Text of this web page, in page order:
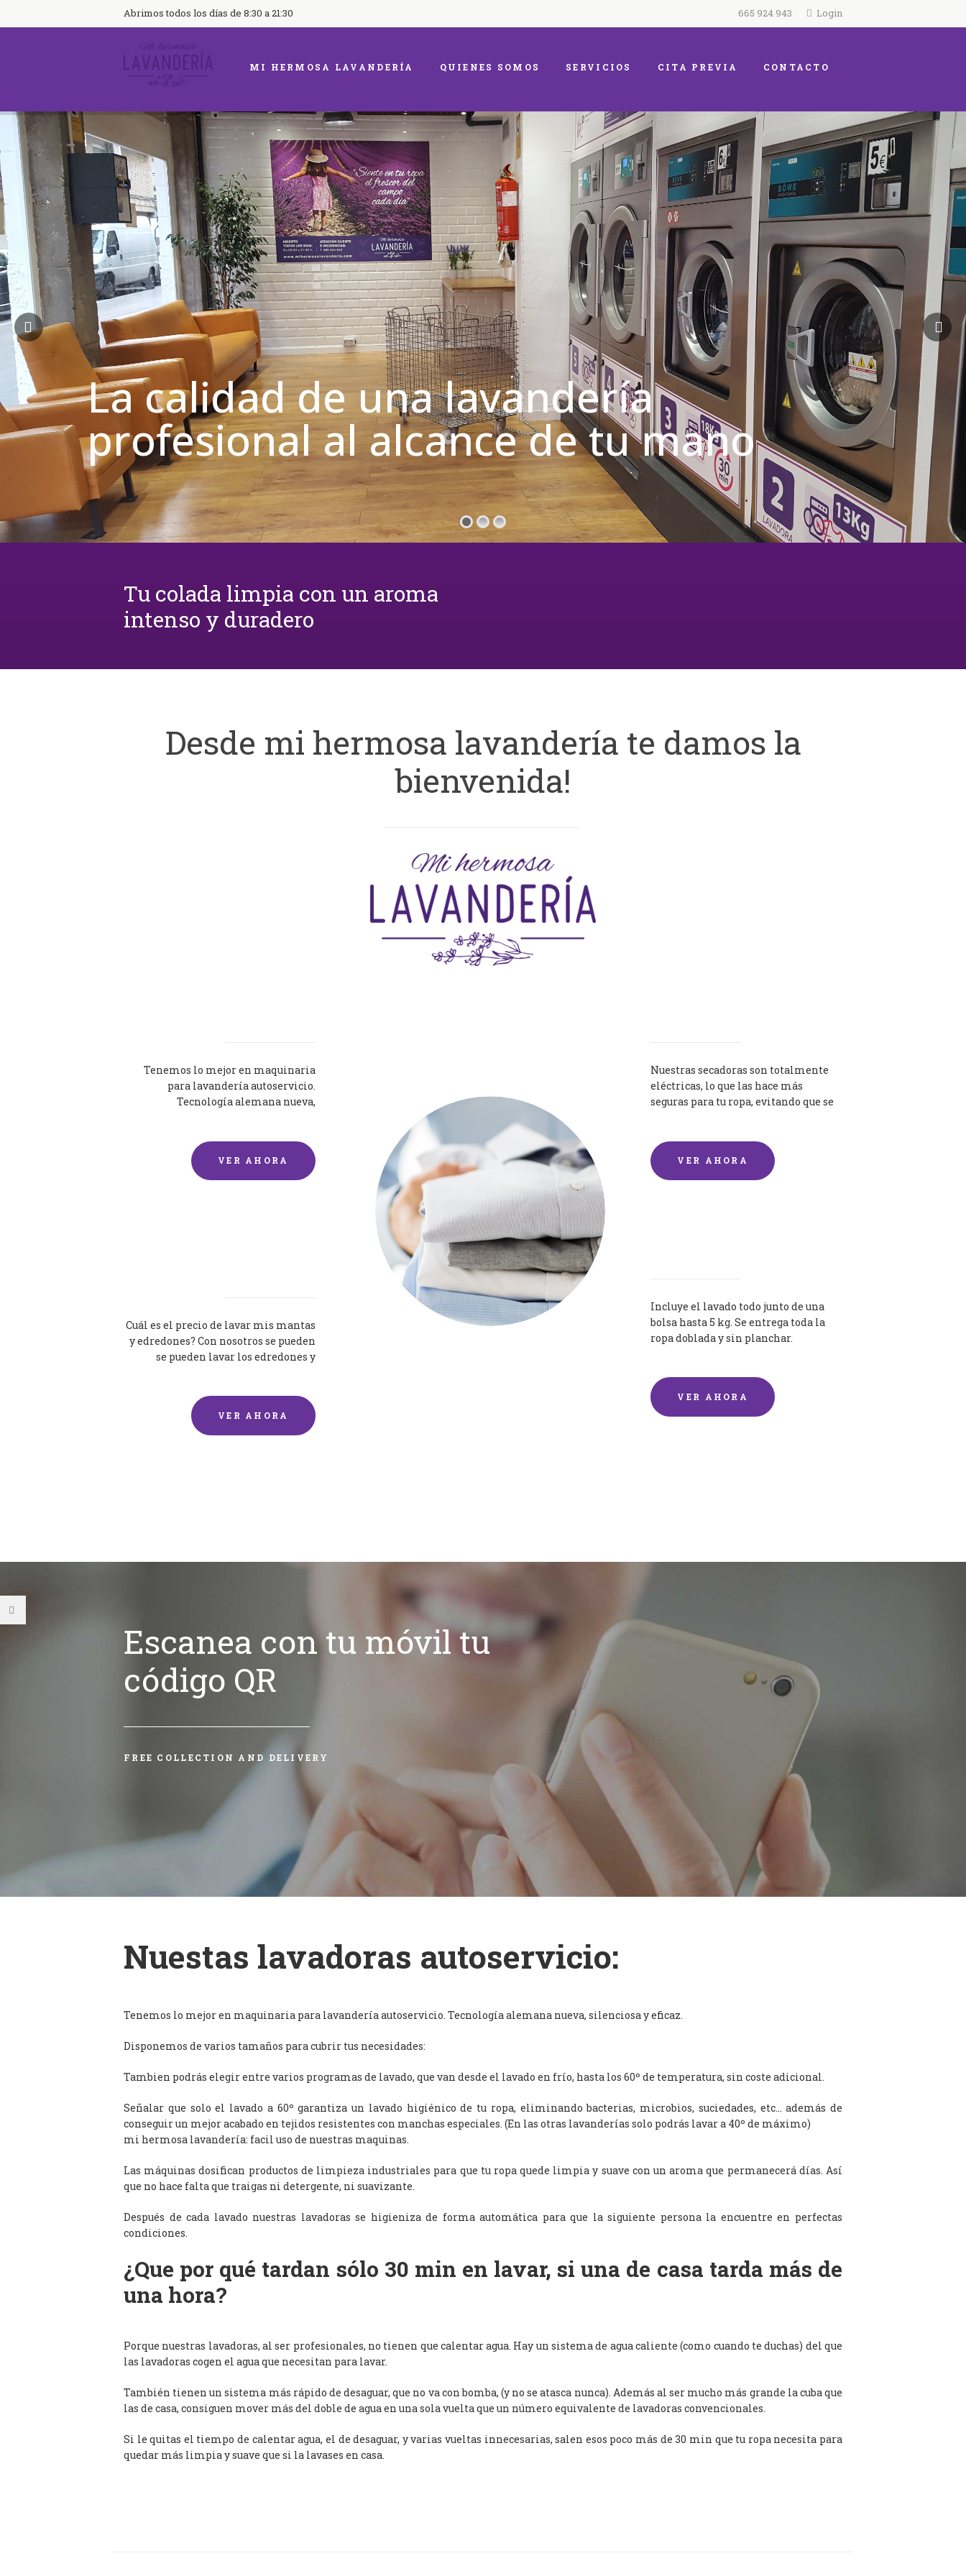
Abrimos todos los días de 8:30 a 21:30 665 924 943 Login
MI HERMOSA LAVANDERÍA QUIENES SOMOS SERVICIOS CITA PREVIA CONTACTO
La calidad de una lavandería
profesional al alcance de tu mano
Tu colada limpia con un aroma
intenso y duradero
Desde mi hermosa lavandería te damos la
bienvenida!
Tenemos lo mejor en maquinaria
para lavandería autoservicio.
Tecnología alemana nueva,
VER AHORA
Nuestras secadoras son totalmente
eléctricas, lo que las hace más
seguras para tu ropa, evitando que se
VER AHORA
Cuál es el precio de lavar mis mantas
y edredones? Con nosotros se pueden
se pueden lavar los edredones y
VER AHORA
Incluye el lavado todo junto de una
bolsa hasta 5 kg. Se entrega toda la
ropa doblada y sin planchar.
VER AHORA
Escanea con tu móvil tu
código QR
FREE COLLECTION AND DELIVERY
Nuestas lavadoras autoservicio:
Tenemos lo mejor en maquinaria para lavandería autoservicio. Tecnología alemana nueva, silenciosa y eficaz.
Disponemos de varios tamaños para cubrir tus necesidades:
Tambien podrás elegir entre varios programas de lavado, que van desde el lavado en frío, hasta los 60º de temperatura, sin coste adicional.
Señalar que solo el lavado a 60º garantiza un lavado higiénico de tu ropa, eliminando bacterias, microbios, suciedades, etc… además de
conseguir un mejor acabado en tejidos resistentes con manchas especiales. (En las otras lavanderías solo podrás lavar a 40º de máximo)
mi hermosa lavandería: facil uso de nuestras maquinas.
Las máquinas dosifican productos de limpieza industriales para que tu ropa quede limpia y suave con un aroma que permanecerá días. Así
que no hace falta que traigas ni detergente, ni suavizante.
Después de cada lavado nuestras lavadoras se higieniza de forma automática para que la siguiente persona la encuentre en perfectas
condiciones.
¿Que por qué tardan sólo 30 min en lavar, si una de casa tarda más de
una hora?
Porque nuestras lavadoras, al ser profesionales, no tienen que calentar agua. Hay un sistema de agua caliente (como cuando te duchas) del que
las lavadoras cogen el agua que necesitan para lavar.
También tienen un sistema más rápido de desaguar, que no va con bomba, (y no se atasca nunca). Además al ser mucho más grande la cuba que
las de casa, consiguen mover más del doble de agua en una sola vuelta que un número equivalente de lavadoras convencionales.
Si le quitas el tiempo de calentar agua, el de desaguar, y varias vueltas innecesarias, salen esos poco más de 30 min que tu ropa necesita para
quedar más limpia y suave que si la lavases en casa.